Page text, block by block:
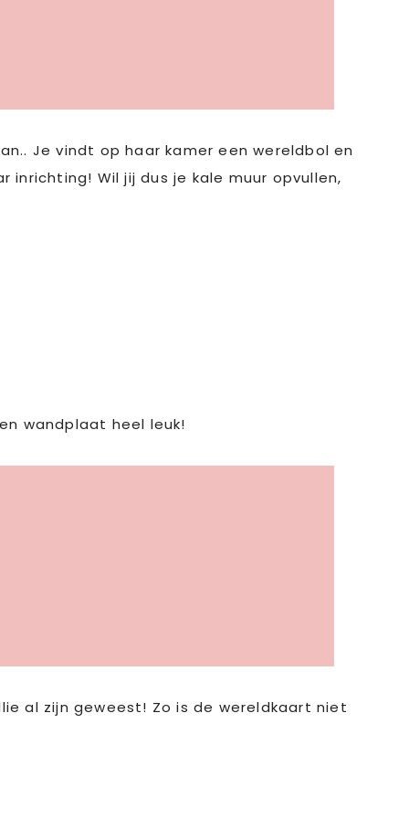
Je vindt op haar kamer een wereldbol en
inrichting! Wil jij dus je kale muur opvullen,
wandplaat heel leuk!
al zijn geweest! Zo is de wereldkaart niet